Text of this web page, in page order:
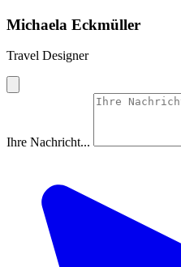
Michaela Eckmüller
Travel Designer
Ihre Nachricht...